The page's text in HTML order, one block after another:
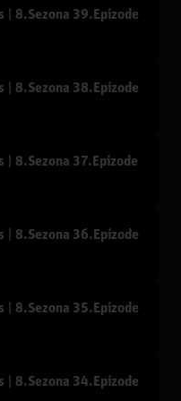
| 8.Sezona 39.Epizode
| 8.Sezona 38.Epizode
| 8.Sezona 37.Epizode
| 8.Sezona 36.Epizode
| 8.Sezona 35.Epizode
| 8.Sezona 34.Epizode